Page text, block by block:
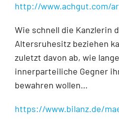
http://www.achgut.com/
Wie schnell die Kanzlerin
Altersruhesitz beziehen
zuletzt davon ab, wie
innerparteiliche Gegner
bewahren wollen…
https://www.bilanz.de/